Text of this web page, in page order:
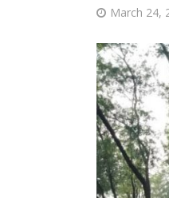
March 24,